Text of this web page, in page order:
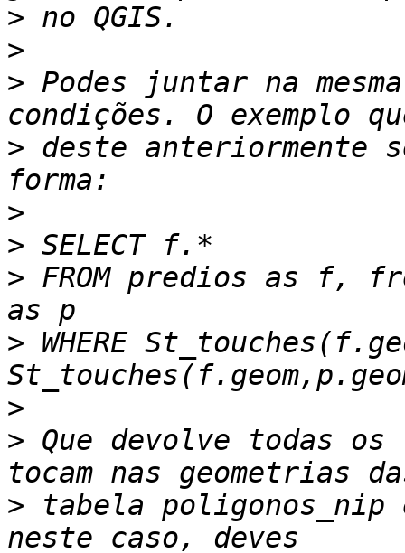
>
>
> Podes juntar na
> deste anteriormente
>
>
> FROM predios as f,
> WHERE
>
> Que devolve todas
> tabela